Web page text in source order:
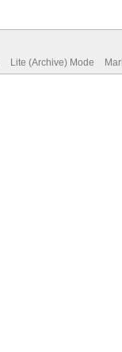
Lite (Archive) Mode